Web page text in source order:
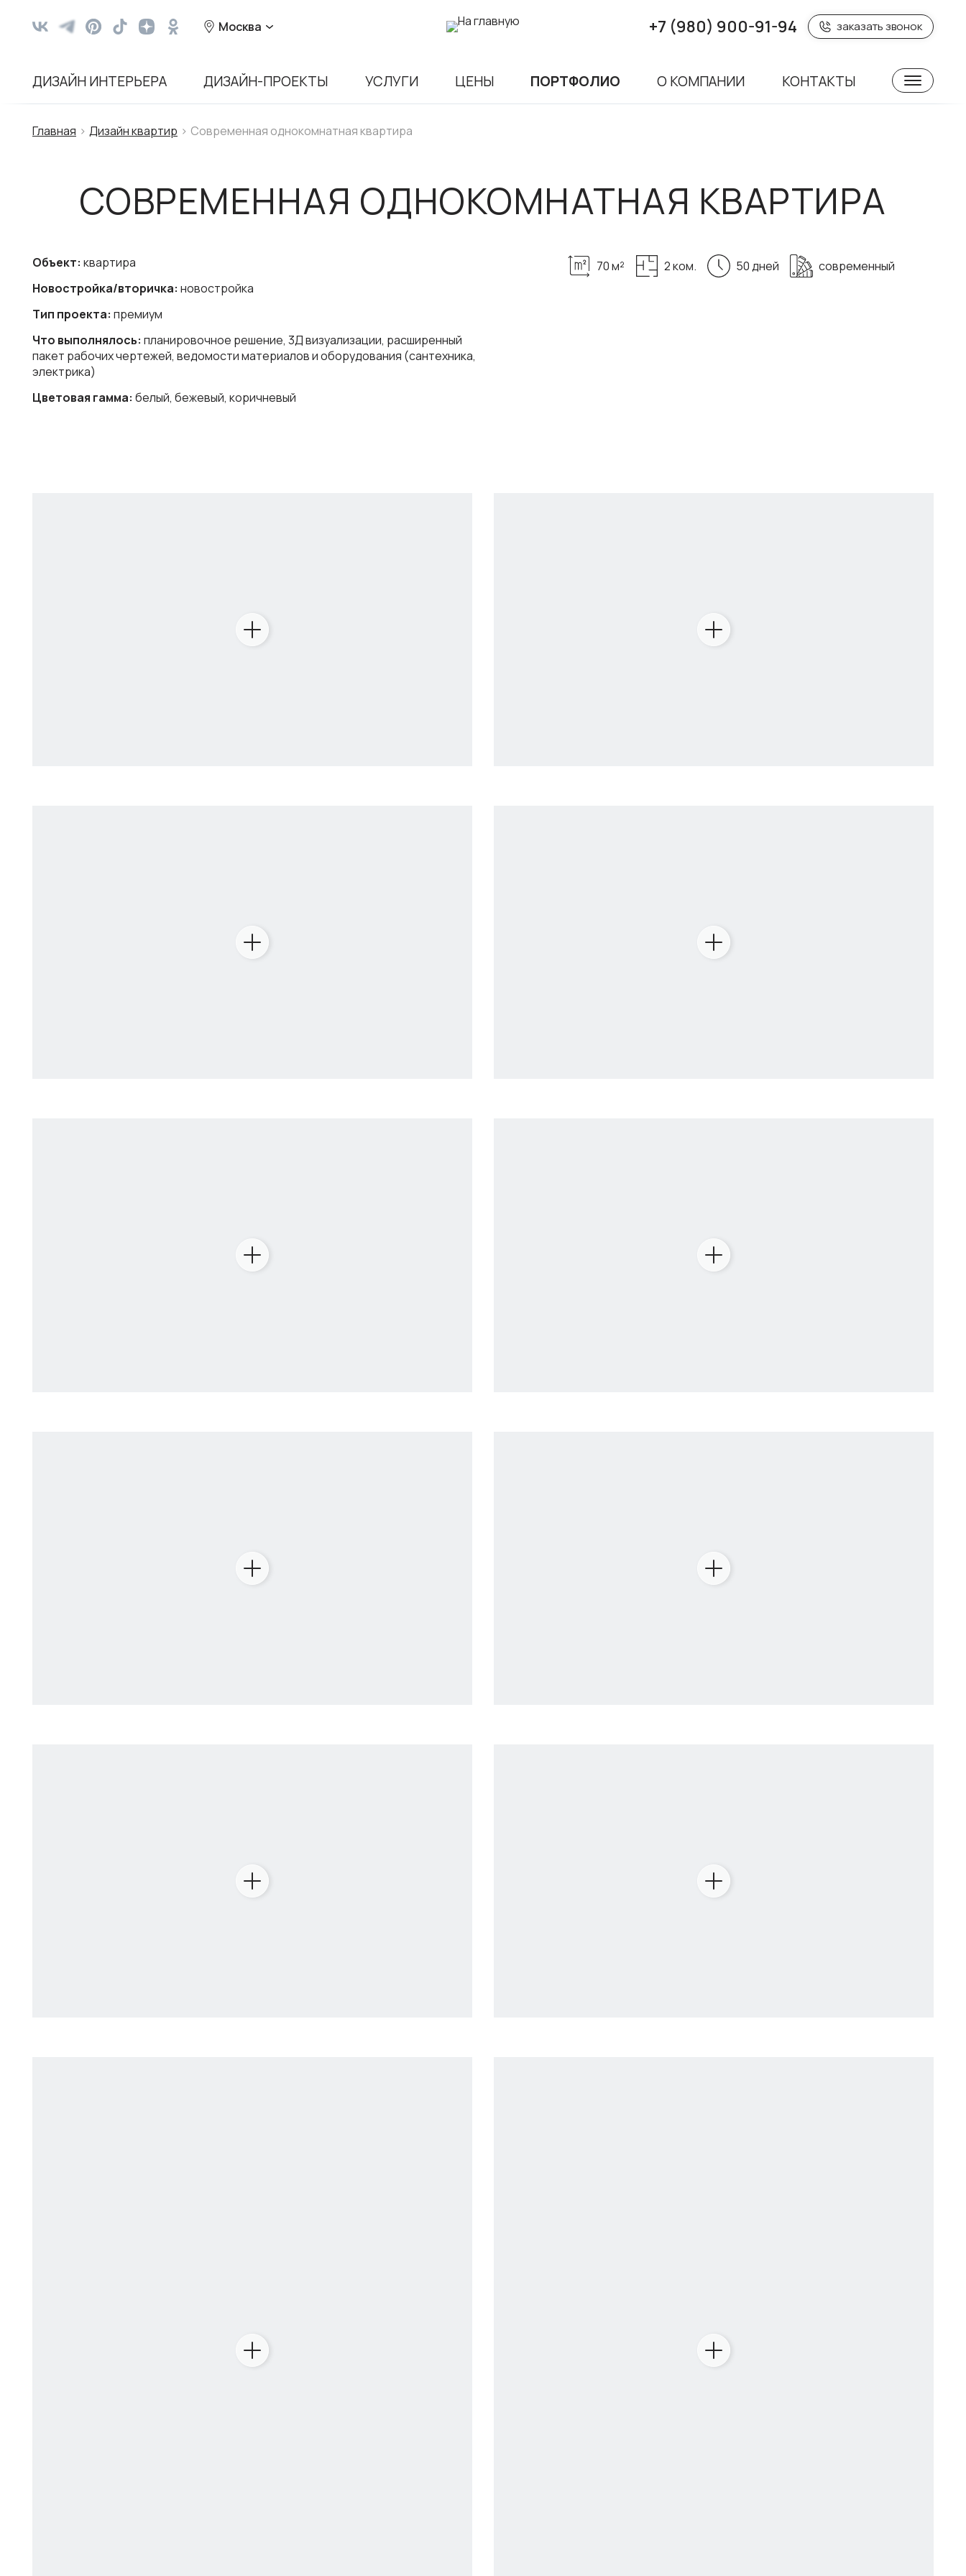
Москва +7 (980) 900-91-94 заказать звонок
ДИЗАЙН ИНТЕРЬЕРА ДИЗАЙН-ПРОЕКТЫ УСЛУГИ ЦЕНЫ ПОРТФОЛИО О КОМПАНИИ КОНТАКТЫ
Главная Дизайн квартир Современная однокомнатная квартира
СОВРЕМЕННАЯ ОДНОКОМНАТНАЯ КВАРТИРА
Объект: квартира
Новостройка/вторичка: новостройка
Тип проекта: премиум
Что выполнялось: планировочное решение, 3Д визуализации, расширенный
пакет рабочих чертежей, ведомости материалов и оборудования (сантехника,
электрика)
Цветовая гамма: белый, бежевый, коричневый
70 м² 2 ком. 50 дней современный